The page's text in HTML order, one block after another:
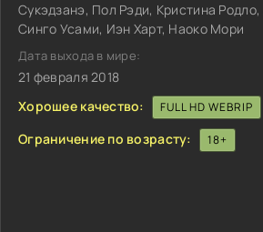
Сукэдзанэ, Пол Рэди, Кристина
Синго Усами, Иэн Харт, Наоко Мори
Дата выхода в мире:
21 февраля 2018
Хорошее качество:
FULL HD WEBRIP
Ограничение по возрасту: 18+